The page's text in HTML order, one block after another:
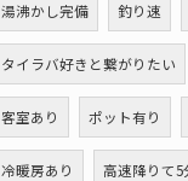
湯沸かし完備 釣り速
タイラバ好きと繋がりたい
客室あり ポット有り
冷暖房あり 高速降りて5